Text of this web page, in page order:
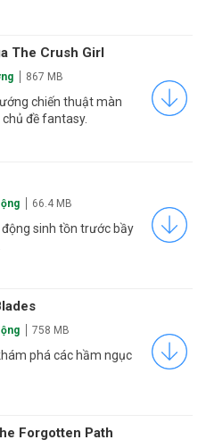
The Crush Girl
867 MB
chiến thuật màn
đề fantasy.
66.4 MB
sinh tồn trước bầy
758 MB
phá các hầm ngục
Forgotten Path